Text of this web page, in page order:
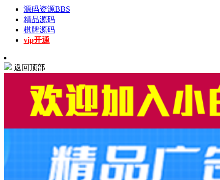
源码资源BBS
精品源码
棋牌源码
vip开通
返回顶部